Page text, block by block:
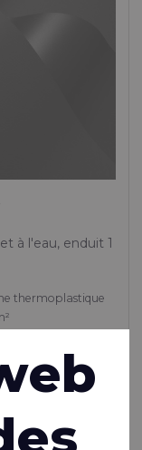
à l'eau, enduit 1
thermoplastique